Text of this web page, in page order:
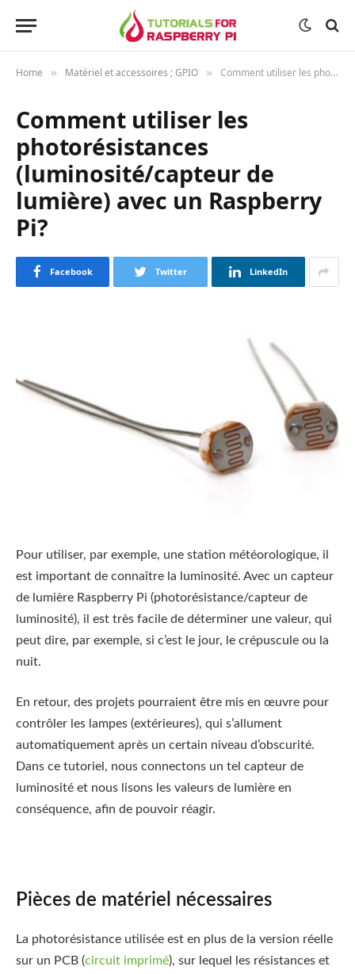
Home » Matériel et accessoires ; GPIO » Comment utiliser les photorésistances (luminosité/capteur de lumière) avec un Raspberry Pi?
Comment utiliser les
photorésistances
(luminosité/capteur de
lumière) avec un Raspberry
Pi?
Facebook Twitter LinkedIn
Pour utiliser, par exemple, une station météorologique, il
est important de connaître la luminosité. Avec un capteur
de lumière Raspberry Pi (photorésistance/capteur de
luminosité), il est très facile de déterminer une valeur, qui
peut dire, par exemple, si c’est le jour, le crépuscule ou la
nuit.
En retour, des projets pourraient être mis en œuvre pour
contrôler les lampes (extérieures), qui s’allument
automatiquement après un certain niveau d’obscurité.
Dans ce tutoriel, nous connectons un tel capteur de
luminosité et nous lisons les valeurs de lumière en
conséquence, afin de pouvoir réagir.
Pièces de matériel nécessaires
La photorésistance utilisée est en plus de la version réelle
sur un PCB (circuit imprimé), sur lequel les résistances et